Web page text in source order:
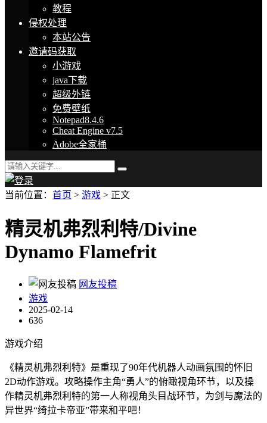
教程
侵权处理
本站公告
邀请码获取
小游戏
java下载
超级外链
免费壁纸
Notepad8.4.6
Cheat Engine v7.5
Adobe全家桶
当前位置： 首页 > 游戏 > 正文
精灵机弗烈利特/Divine
Dynamo Flamefrit
网友投稿
游戏
2025-02-14
636
游戏介绍
《精灵机弗烈利特》是重现了90年代机器人动画氛围的怀旧
2D动作游戏。攻略操作主角“勇人”的俯瞰视角环节，以及操
作精灵机弗烈利特的第一人称视角头目战环节，为剑与魔法的
异世界“绮拉卡帝亚”带来和平吧！